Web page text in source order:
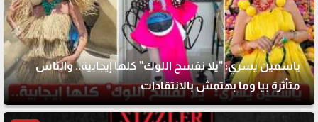
ياسمين يسري: "يلا نفسح اللوك" كلها إيجابية.. والناس
متأثرة بيا وما بهتمش بالانتقادات